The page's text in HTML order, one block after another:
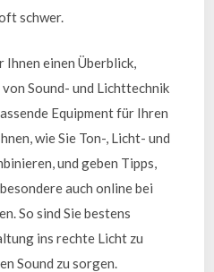
schwer.
einen Überblick,
Sound- und Lichttechnik
Equipment für Ihren
wie Sie Ton-, Licht- und
und geben Tipps,
auch online bei
So sind Sie bestens
ins rechte Licht zu
Sound zu sorgen.